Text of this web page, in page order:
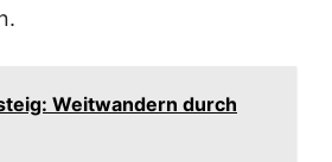
Weitwandern durch